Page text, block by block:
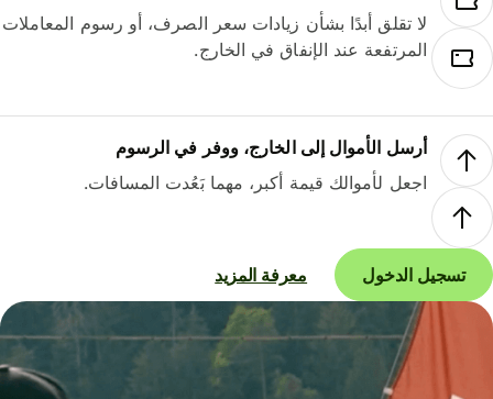
لا تقلق أبدًا بشأن زيادات سعر الصرف، أو رسوم المعاملات
المرتفعة عند الإنفاق في الخارج.
أرسل الأموال إلى الخارج، ووفر في الرسوم
اجعل لأموالك قيمة أكبر، مهما بَعُدت المسافات.
تسجيل الدخول معرفة المزيد